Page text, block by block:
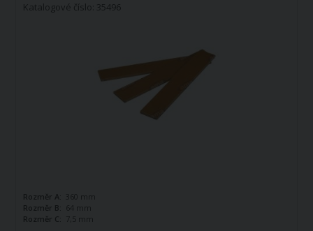
Katalogové číslo: 35496
Rozměr A:
360 mm
Rozměr B: 64 mm
Rozměr C:
7,5 mm